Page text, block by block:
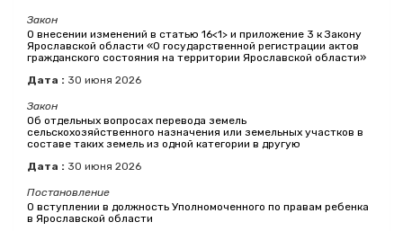
Закон
О внесении изменений в статью 16<1> и приложение 3 к Закону
Ярославской области «О государственной регистрации актов
гражданского состояния на территории Ярославской области»
Дата : 30 июня 2026
Закон
Об отдельных вопросах перевода земель
сельскохозяйственного назначения или земельных участков в
составе таких земель из одной категории в другую
Дата : 30 июня 2026
Постановление
О вступлении в должность Уполномоченного по правам ребенка
в Ярославской области